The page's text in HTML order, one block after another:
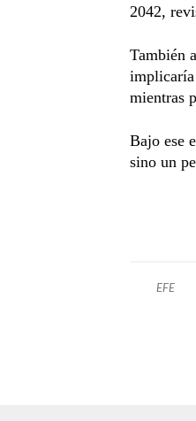
2042,
También
implicaría
mientras
Bajo ese
sino un
EFE